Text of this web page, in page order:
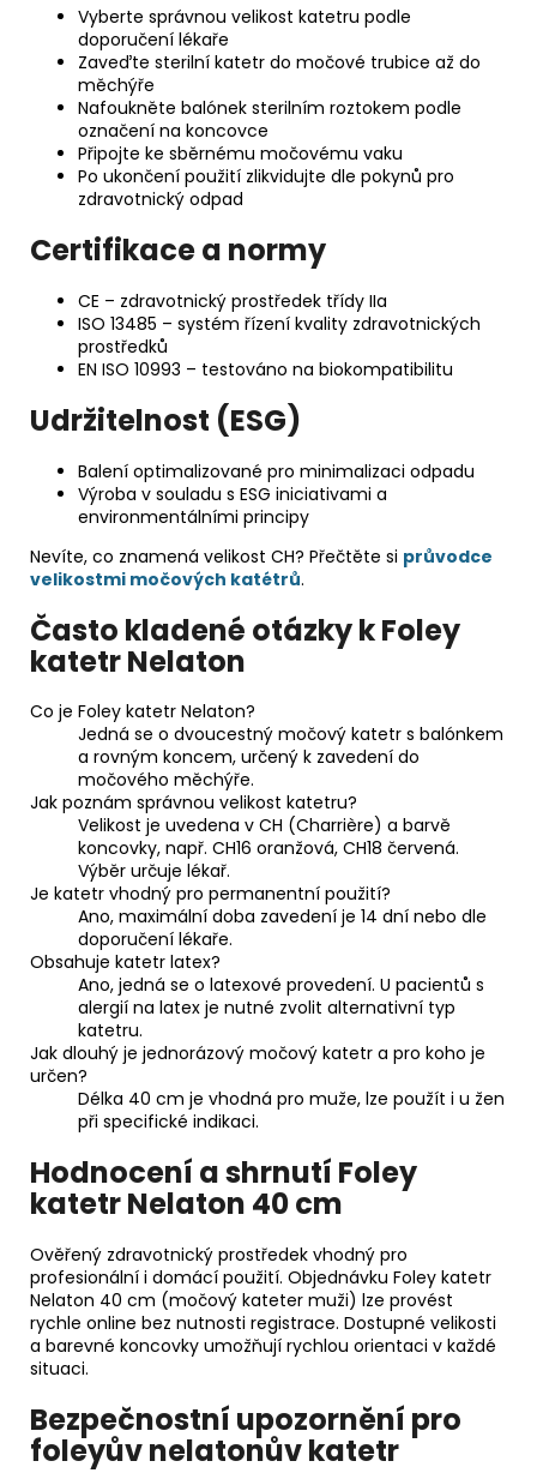
Vyberte správnou velikost katetru podle
doporučení lékaře
Zaveďte sterilní katetr do močové trubice až do
měchýře
Nafoukněte balónek sterilním roztokem podle
označení na koncovce
Připojte ke sběrnému močovému vaku
Po ukončení použití zlikvidujte dle pokynů pro
zdravotnický odpad
Certifikace a normy
CE – zdravotnický prostředek třídy IIa
ISO 13485 – systém řízení kvality zdravotnických
prostředků
EN ISO 10993 – testováno na biokompatibilitu
Udržitelnost (ESG)
Balení optimalizované pro minimalizaci odpadu
Výroba v souladu s ESG iniciativami a
environmentálními principy
Nevíte, co znamená velikost CH? Přečtěte si průvodce
velikostmi močových katétrů.
Často kladené otázky k Foley
katetr Nelaton
Co je Foley katetr Nelaton?
Jedná se o dvoucestný močový katetr s balónkem
a rovným koncem, určený k zavedení do
močového měchýře.
Jak poznám správnou velikost katetru?
Velikost je uvedena v CH (Charrière) a barvě
koncovky, např. CH16 oranžová, CH18 červená.
Výběr určuje lékař.
Je katetr vhodný pro permanentní použití?
Ano, maximální doba zavedení je 14 dní nebo dle
doporučení lékaře.
Obsahuje katetr latex?
Ano, jedná se o latexové provedení. U pacientů s
alergií na latex je nutné zvolit alternativní typ
katetru.
Jak dlouhý je jednorázový močový katetr a pro koho je
určen?
Délka 40 cm je vhodná pro muže, lze použít i u žen
při specifické indikaci.
Hodnocení a shrnutí Foley
katetr Nelaton 40 cm
Ověřený zdravotnický prostředek vhodný pro
profesionální i domácí použití. Objednávku Foley katetr
Nelaton 40 cm (močový kateter muži) lze provést
rychle online bez nutnosti registrace. Dostupné velikosti
a barevné koncovky umožňují rychlou orientaci v každé
situaci.
Bezpečnostní upozornění pro
foleyův nelatonův katetr